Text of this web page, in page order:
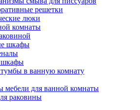
решетки
люки
комнаты
шкафы
шкафы
в ванную комнату
мебели для ванной комнаты
раковины